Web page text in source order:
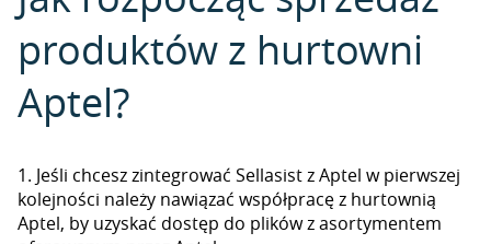
produktów z hurtowni
Aptel?
1. Jeśli chcesz zintegrować Sellasist z Aptel w pierwszej
kolejności należy nawiązać współpracę z hurtownią
Aptel, by uzyskać dostęp do plików z asortymentem